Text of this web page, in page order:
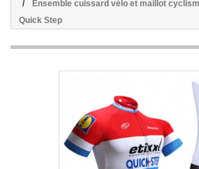
Ensemble cuissard vélo et maillot
Quick Step